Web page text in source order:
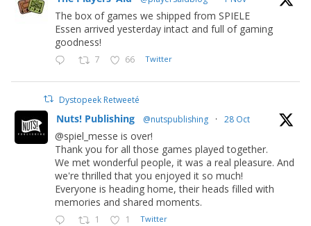
The box of games we shipped from SPIELE
Essen arrived yesterday intact and full of gaming
goodness!
7 66 Twitter
Dystopeek Retweeté
Nuts! Publishing @nutspublishing · 28 Oct
@spiel_messe is over!
Thank you for all those games played together.
We met wonderful people, it was a real pleasure. And
we're thrilled that you enjoyed it so much!
Everyone is heading home, their heads filled with
memories and shared moments.
1 1 Twitter